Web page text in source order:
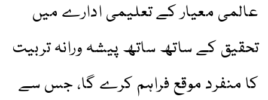
عالمی معیار کے تعلیمی ادارے میں
تحقیق کے ساتھ ساتھ پیشہ ورانہ تربیت
کا منفرد موقع فراہم کرے گا، جس سے